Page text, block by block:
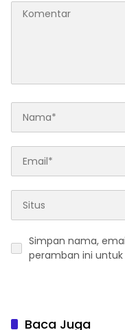
Simpan nama,
peramban ini
Baca Juga